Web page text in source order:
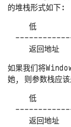
的堆栈形式如下:
低
如果我们将
她, 则参数栈应
低
返回地